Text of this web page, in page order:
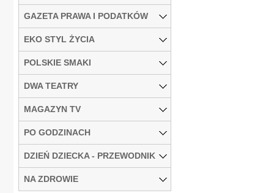
GAZETA PRAWA I PODATKÓW
EKO STYL ŻYCIA
POLSKIE SMAKI
DWA TEATRY
MAGAZYN TV
PO GODZINACH
DZIEŃ DZIECKA - PRZEWODNIK
NA ZDROWIE